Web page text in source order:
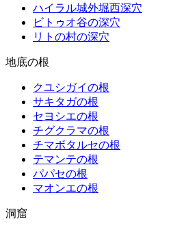
ハイラル城外堀西深穴
ビトゥオ谷の深穴
リトの村の深穴
地底の根
クユシガイの根
サキタガの根
セヨシエの根
チグクラマの根
チマボタルセの根
テマンテの根
パパセの根
マオンエの根
洞窟